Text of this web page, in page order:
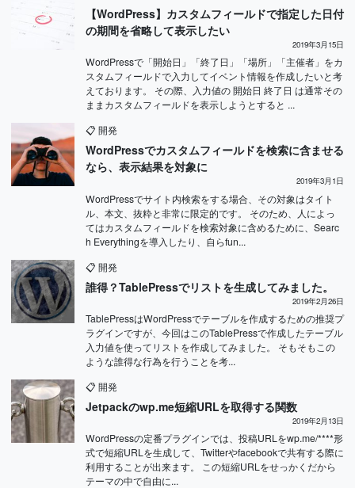
【WordPress】カスタムフィールドで指定した日付
の期間を省略して表示したい
2019年3月15日
WordPressで「開始日」「終了日」「場所」「主催者」をカ
スタムフィールドで入力してイベント情報を作成したいと考
えております。 その際、入力値の 開始日 終了日 は通常その
ままカスタムフィールドを表示しようとすると ...
📋 開発
WordPressでカスタムフィールドを検索に含ませる
なら、表示結果を対象に
2019年3月1日
WordPressでサイト内検索をする場合、その対象はタイト
ル、本文、抜粋と非常に限定的です。 そのため、人によっ
てはカスタムフィールドを検索対象に含めるために、Searc
h Everythingを導入したり、自らfun...
📋 開発
誰得？TablePressでリストを生成してみました。
2019年2月26日
TablePressはWordPressでテーブルを作成するための推奨プ
ラグインですが、今回はこのTablePressで作成したテーブル
入力値を使ってリストを作成してみました。 そもそもこの
ような誰得な行為を行うことを考...
📋 開発
Jetpackのwp.me短縮URLを取得する関数
2019年2月13日
WordPressの定番プラグインでは、投稿URLをwp.me/****形
式で短縮URLを生成して、Twitterやfacebookで共有する際に
利用することが出来ます。 この短縮URLをせっかくだから
テーマの中で自由に...